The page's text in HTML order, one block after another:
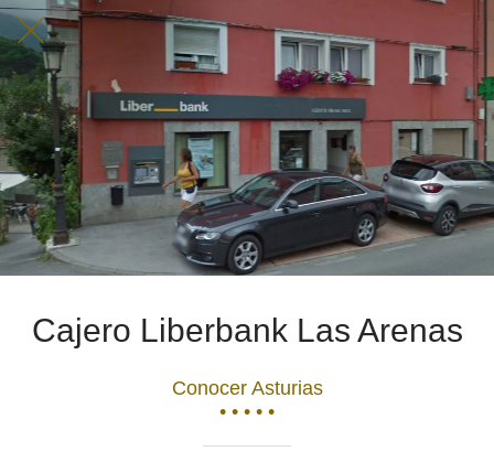
Cajero Liberbank Las Arenas
Conocer Asturias
• • • • •